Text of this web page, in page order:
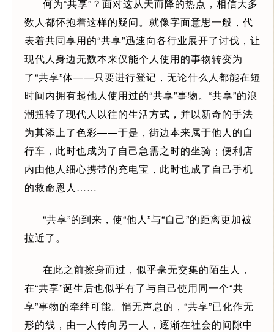
何为“共享”？面对这从天而降的热点，相信大多
数人都怀抱着这样的疑问。就像字面意思一般，代
表着共同享用的“共享”迅速向各行业展开了讨伐，让
现代人身边无数本来仅能个人使用的事物转变为
了“共享”体——只要进行登记，无论什么人都能在短
时间内拥有起他人使用过的“共享”事物。“共享”的浪
潮扭转了现代人以往的生活方式，并以新奇的手法
为其添上了色彩——于是，街边本来属于他人的自
行车，此时也成为了自己急需之时的坐骑；便利店
内由他人细心携带的充电宝，此时也成了自己手机
的救命恩人……
“共享”的到来，使“他人”与“自己”的距离更加被
拉近了。
在此之前擦身而过，似乎毫无交集的陌生人，
在“共享”诞生后也似乎有了与自己使用同一个“共
享”事物的牵绊可能。悄无声息的，“共享”已化作无
形的线，由一人传向另一人，逐渐在社会的间隙中